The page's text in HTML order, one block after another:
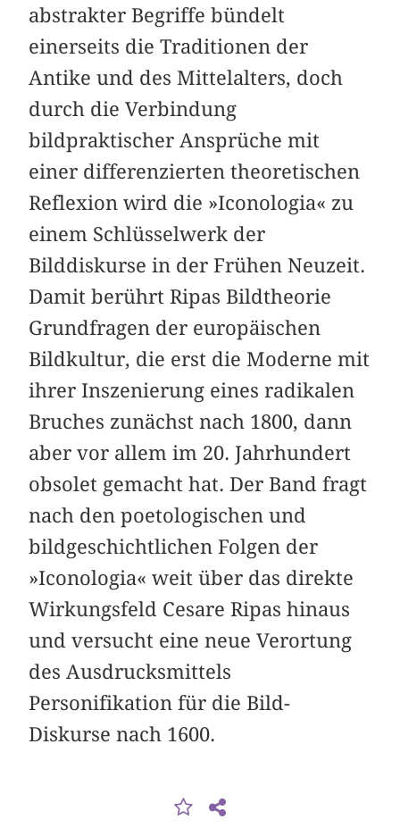
abstrakter Begriffe bündelt
einerseits die Traditionen der
Antike und des Mittelalters, doch
durch die Verbindung
bildpraktischer Ansprüche mit
einer differenzierten theoretischen
Reflexion wird die »Iconologia« zu
einem Schlüsselwerk der
Bilddiskurse in der Frühen Neuzeit.
Damit berührt Ripas Bildtheorie
Grundfragen der europäischen
Bildkultur, die erst die Moderne mit
ihrer Inszenierung eines radikalen
Bruches zunächst nach 1800, dann
aber vor allem im 20. Jahrhundert
obsolet gemacht hat. Der Band fragt
nach den poetologischen und
bildgeschichtlichen Folgen der
»Iconologia« weit über das direkte
Wirkungsfeld Cesare Ripas hinaus
und versucht eine neue Verortung
des Ausdrucksmittels
Personifikation für die Bild-
Diskurse nach 1600.